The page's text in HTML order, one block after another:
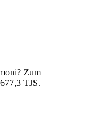
Zum
TJS.